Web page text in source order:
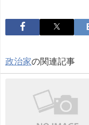
政治家の関連記事